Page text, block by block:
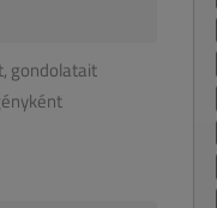
gondolatait